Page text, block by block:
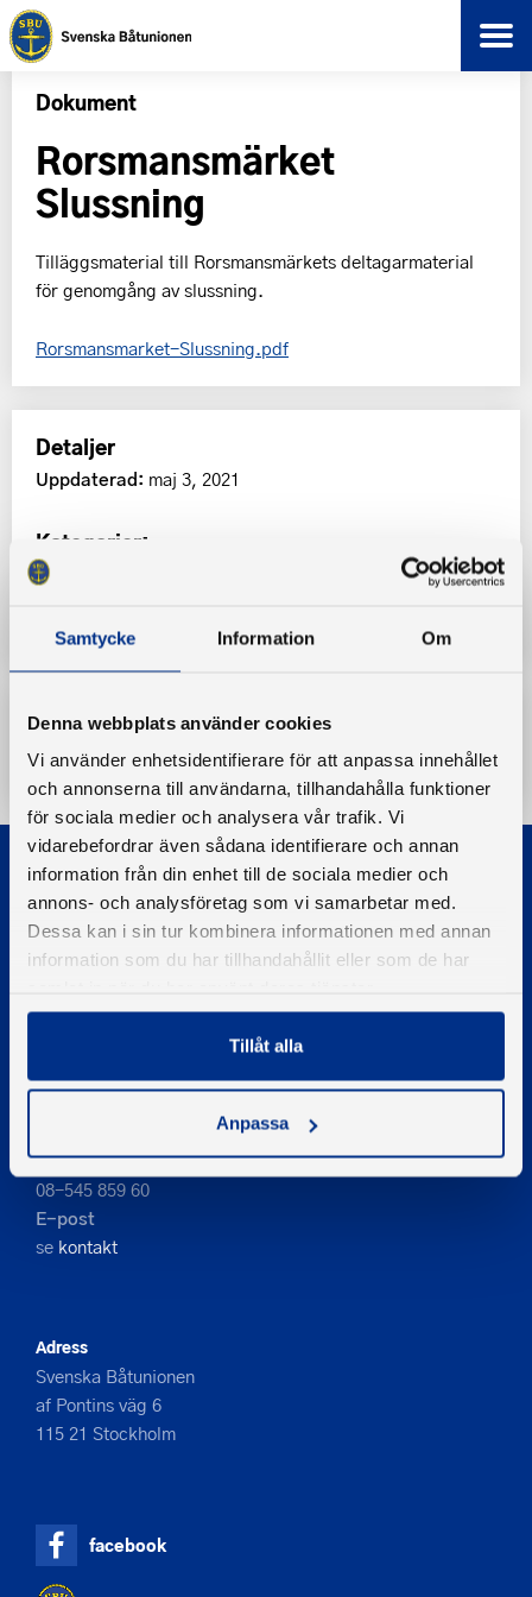
Samtycke Information Om
Denna webbplats använder cookies
Vi använder enhetsidentifierare för att anpassa innehållet
och annonserna till användarna, tillhandahålla funktioner
för sociala medier och analysera vår trafik. Vi
vidarebefordrar även sådana identifierare och annan
information från din enhet till de sociala medier och
annons- och analysföretag som vi samarbetar med.
Dessa kan i sin tur kombinera informationen med annan
information som du har tillhandahållit eller som de har
Tillåt alla
Anpassa
Dokument
Rorsmansmärket
Slussning
Tilläggsmaterial till Rorsmansmärkets deltagarmaterial
för genomgång av slussning.
Rorsmansmarket-Slussning.pdf
Detaljer
Uppdaterad: maj 3, 2021
Kategorier:
Information om cookies
Telefon
08-545 859 60
E-post
se kontakt
Adress
Svenska Båtunionen
af Pontins väg 6
115 21 Stockholm
facebook